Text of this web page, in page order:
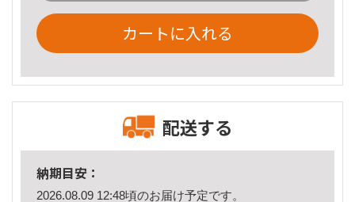
カートに入れる
配送する
納期目安：
2026.08.09 12:48頃のお届け予定です。